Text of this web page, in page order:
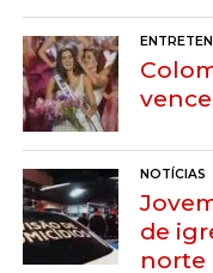
NOTÍCIAS
de
norte